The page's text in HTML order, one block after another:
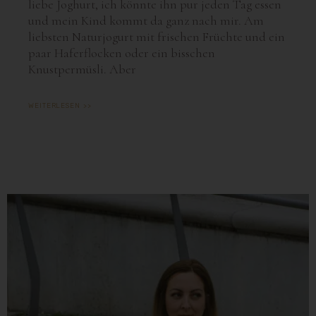
liebe Joghurt, ich könnte ihn pur jeden Tag essen
und mein Kind kommt da ganz nach mir. Am
liebsten Naturjogurt mit frischen Früchte und ein
paar Haferflocken oder ein bisschen
Knustpermüsli. Aber
WEITERLESEN >>